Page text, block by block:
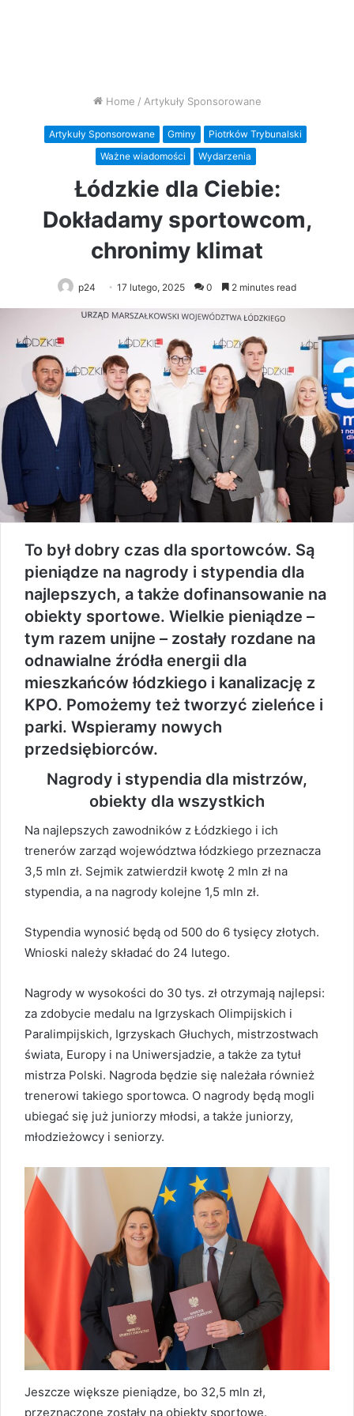
Home / Artykuły Sponsorowane
Artykuły Sponsorowane Gminy
Piotrków Trybunalski
Ważne wiadomości
Wydarzenia
Łódzkie dla Ciebie:
Dokładamy sportowcom,
chronimy klimat
p24 17 lutego, 2025 0 2 minutes read
To był dobry czas dla sportowców. Są
pieniądze na nagrody i stypendia dla
najlepszych, a także dofinansowanie na
obiekty sportowe. Wielkie pieniądze –
tym razem unijne – zostały rozdane na
odnawialne źródła energii dla
mieszkańców łódzkiego i kanalizację z
KPO. Pomożemy też tworzyć zieleńce i
parki. Wspieramy nowych
przedsiębiorców.
Nagrody i stypendia dla mistrzów,
obiekty dla wszystkich
Na najlepszych zawodników z Łódzkiego i ich
trenerów zarząd województwa łódzkiego przeznacza
3,5 mln zł. Sejmik zatwierdził kwotę 2 mln zł na
stypendia, a na nagrody kolejne 1,5 mln zł.
Stypendia wynosić będą od 500 do 6 tysięcy złotych.
Wnioski należy składać do 24 lutego.
Nagrody w wysokości do 30 tys. zł otrzymają najlepsi:
za zdobycie medalu na Igrzyskach Olimpijskich i
Paralimpijskich, Igrzyskach Głuchych, mistrzostwach
świata, Europy i na Uniwersjadzie, a także za tytuł
mistrza Polski. Nagroda będzie się należała również
trenerowi takiego sportowca. O nagrody będą mogli
ubiegać się już juniorzy młodsi, a także juniorzy,
młodzieżowcy i seniorzy.
Jeszcze większe pieniądze, bo 32,5 mln zł,
przeznaczone zostały na obiekty sportowe.